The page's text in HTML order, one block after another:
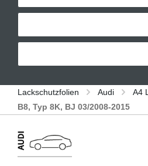
Lackschutzfolien Audi
A4
B8, Typ 8K, BJ 03/2008-2015